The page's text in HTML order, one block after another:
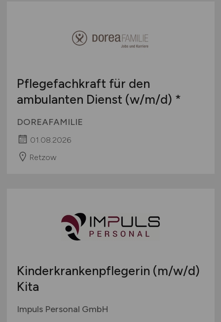
Pflegefachkraft für den
ambulanten Dienst (w/m/d) *
DOREAFAMILIE
01.08.2026
Retzow
Kinderkrankenpflegerin (m/w/d)
Kita
Impuls Personal GmbH